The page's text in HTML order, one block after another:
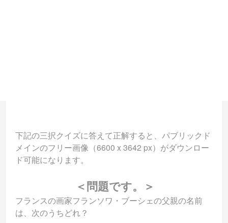
下記の三択クイズに答えて正解すると、パブリックド
メインのフリー画像（6600 x 3642 px）がダウンロー
ド可能になります。
＜問題です。＞
フランスの画家フランソワ・ブーシェの父親の名前
は、次のうちどれ？